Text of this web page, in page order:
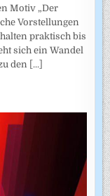
Motiv „Der
Vorstellungen
praktisch bis
sich ein Wandel
den [...]